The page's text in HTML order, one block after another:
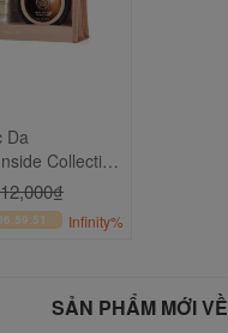
Da
Collection
:59:51 Infinity%
SẢN PHẨM MỚI VỀ